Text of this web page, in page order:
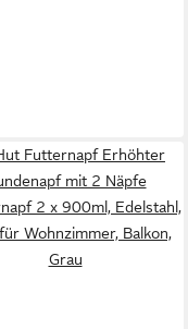
Futternapf Erhöhter
mit 2 Näpfe
2 x 900ml, Edelstahl,
Wohnzimmer, Balkon,
Grau